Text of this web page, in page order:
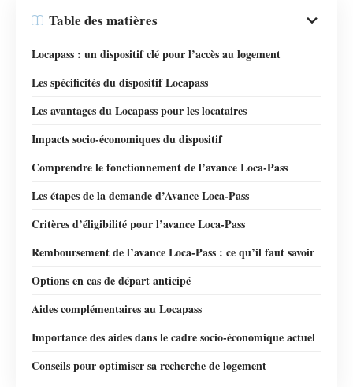
Table des matières
Locapass : un dispositif clé pour l’accès au logement
Les spécificités du dispositif Locapass
Les avantages du Locapass pour les locataires
Impacts socio-économiques du dispositif
Comprendre le fonctionnement de l’avance Loca-Pass
Les étapes de la demande d’Avance Loca-Pass
Critères d’éligibilité pour l’avance Loca-Pass
Remboursement de l’avance Loca-Pass : ce qu’il faut savoir
Options en cas de départ anticipé
Aides complémentaires au Locapass
Importance des aides dans le cadre socio-économique actuel
Conseils pour optimiser sa recherche de logement